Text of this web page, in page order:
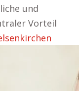
und
Vorteil